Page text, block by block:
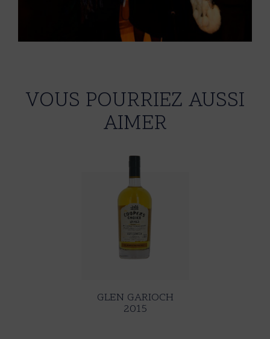
VOUS POURRIEZ AUSSI
AIMER
GLEN GARIOCH
2015